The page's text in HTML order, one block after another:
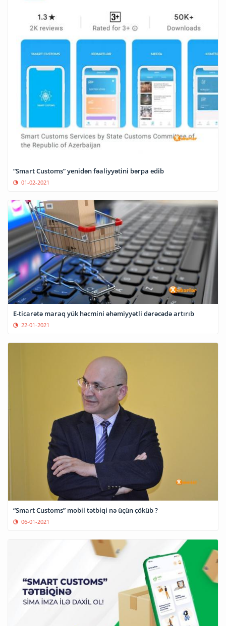
“Smart Customs” yenidən fəaliyyətini bərpa edib
01-02-2021
E-ticarətə maraq yük həcmini əhəmiyyətli dərəcədə artırıb
22-01-2021
“Smart Customs” mobil tətbiqi nə üçün çöküb ?
06-01-2021